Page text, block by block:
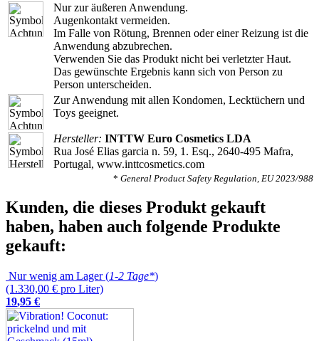
Nur zur äußeren Anwendung.
Augenkontakt vermeiden.
Im Falle von Rötung, Brennen oder einer Reizung ist die
Anwendung abzubrechen.
Verwenden Sie das Produkt nicht bei verletzter Haut.
Das gewünschte Ergebnis kann sich von Person zu
Person unterscheiden.
Zur Anwendung mit allen Kondomen, Lecktüchern und
Toys geeignet.
Hersteller: INTTW Euro Cosmetics LDA
Rua José Elias garcia n. 59, 1. Esq., 2640-495 Mafra,
Portugal, www.inttcosmetics.com
* General Product Safety Regulation, EU 2023/988
Kunden, die dieses Produkt gekauft
haben, haben auch folgende Produkte
gekauft:
Nur wenig am Lager (1-2 Tage*)
(1.330,00 € pro Liter)
19,95 €